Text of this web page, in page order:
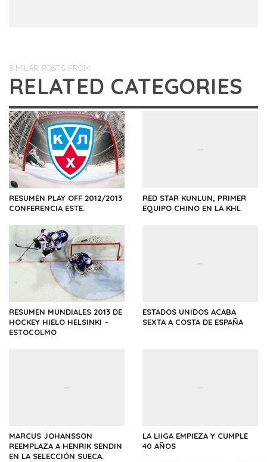
SIMILAR POSTS FROM
RELATED CATEGORIES
RESUMEN PLAY OFF 2012/2013
CONFERENCIA ESTE.
RED STAR KUNLUN, PRIMER
EQUIPO CHINO EN LA KHL
RESUMEN MUNDIALES 2013 DE
HOCKEY HIELO HELSINKI –
ESTOCOLMO
ESTADOS UNIDOS ACABA
SEXTA A COSTA DE ESPAÑA
MARCUS JOHANSSON
REEMPLAZA A HENRIK SENDIN
EN LA SELECCIÓN SUECA.
LA LIIGA EMPIEZA Y CUMPLE
40 AÑOS